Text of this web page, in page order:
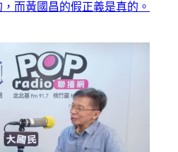
而黃國昌的假正義是真的。